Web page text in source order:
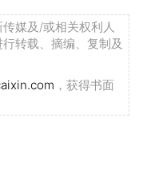
媒及/或相关权利人
转载、摘编、复制及
，获得书面